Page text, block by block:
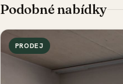
Podobné nabídky
PRODEJ